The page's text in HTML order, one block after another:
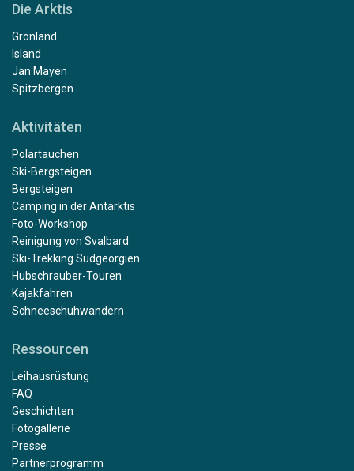
Die Arktis
Grönland
Island
Jan Mayen
Spitzbergen
Aktivitäten
Polartauchen
Ski-Bergsteigen
Bergsteigen
Camping in der Antarktis
Foto-Workshop
Reinigung von Svalbard
Ski-Trekking Südgeorgien
Hubschrauber-Touren
Kajakfahren
Schneeschuhwandern
Ressourcen
Leihausrüstung
FAQ
Geschichten
Fotogallerie
Presse
Partnerprogramm